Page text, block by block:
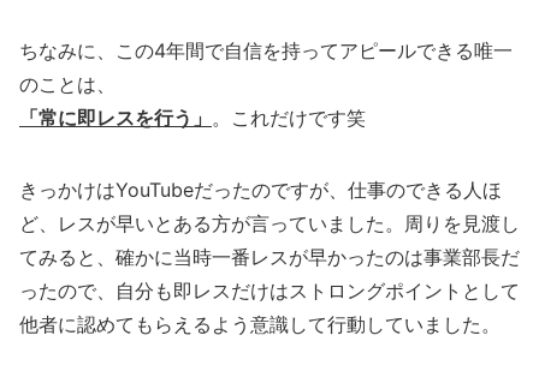
ちなみに、この4年間で自信を持ってアピールできる唯一
のことは、
「常に即レスを行う」 。これだけです笑
きっかけはYouTubeだったのですが、仕事のできる人ほ
ど、レスが早いとある方が言っていました。周りを見渡し
てみると、確かに当時一番レスが早かったのは事業部長だ
ったので、自分も即レスだけはストロングポイントとして
他者に認めてもらえるよう意識して行動していました。